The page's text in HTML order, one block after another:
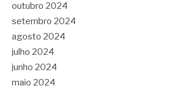
outubro 2024
setembro 2024
agosto 2024
julho 2024
junho 2024
maio 2024